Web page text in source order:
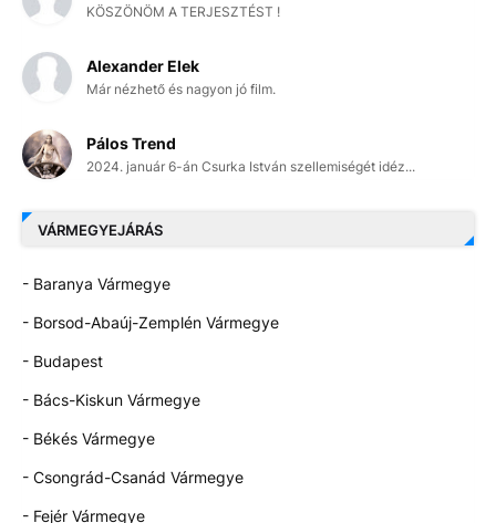
KÖSZÖNÖM A TERJESZTÉST !
Alexander Elek
Már nézhető és nagyon jó film.
Pálos Trend
2024. január 6-án Csurka István szellemiségét idéz...
VÁRMEGYEJÁRÁS
- Baranya Vármegye
- Borsod-Abaúj-Zemplén Vármegye
- Budapest
- Bács-Kiskun Vármegye
- Békés Vármegye
- Csongrád-Csanád Vármegye
- Fejér Vármegye